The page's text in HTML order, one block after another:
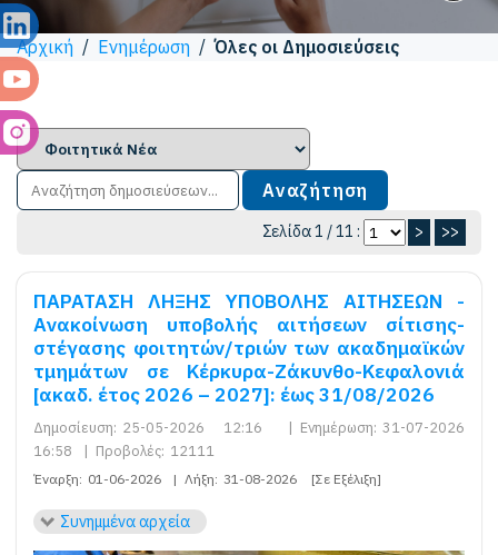
Αρχική / Ενημέρωση /Όλες οι Δημοσιεύσεις
Σελίδα 1 / 11 : > >>
ΠΑΡΑΤΑΣΗ ΛΗΞΗΣ ΥΠΟΒΟΛΗΣ ΑΙΤΗΣΕΩΝ -
Ανακοίνωση υποβολής αιτήσεων σίτισης-
στέγασης φοιτητών/τριών των ακαδημαϊκών
τμημάτων σε Κέρκυρα-Ζάκυνθο-Κεφαλονιά
[ακαδ. έτος 2026 – 2027]: έως 31/08/2026
Δημοσίευση: 25-05-2026 12:16 | Ενημέρωση: 31-07-2026
16:58
| Προβολές: 12111
Έναρξη: 01-06-2026 | Λήξη: 31-08-2026 [Σε Εξέλιξη]
Συνημμένα αρχεία